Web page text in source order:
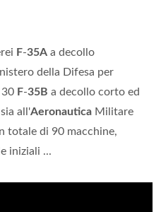
F-35A a decollo
della Difesa per
F-35B a decollo corto ed
all'Aeronautica Militare
totale di 90 macchine,
iniziali ...